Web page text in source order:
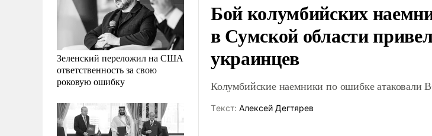
Зеленский переложил на США
ответственность за свою
роковую ошибку
Бой колумбийских
в Сумской области
украинцев
Колумбийские наемники по ошибке атаковали
Tекст: Алексей Дегтярев